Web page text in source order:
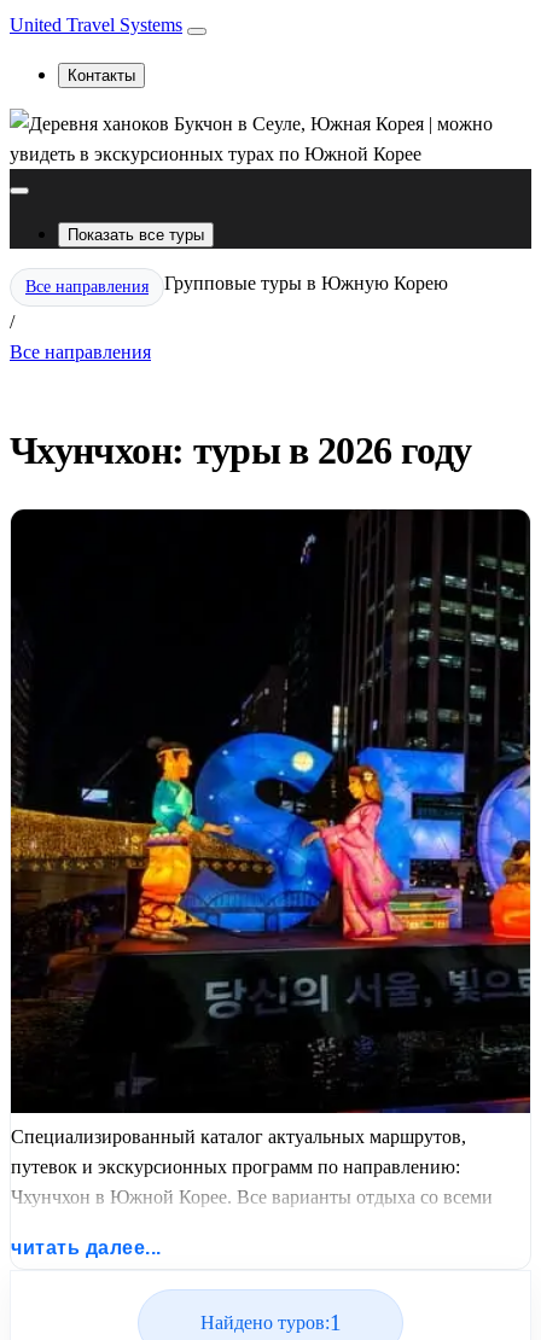
United Travel Systems
Контакты
Показать все туры
Все направления
/
Групповые туры в Южную Корею
Все направления
Чхунчхон: туры в 2026 году
Специализированный каталог актуальных маршрутов,
путевок и экскурсионных программ по направлению:
Чхунчхон в Южной Корее. Все варианты отдыха со всеми
актуальным графиком заездов от United Travel Systems.
читать далее...
Найдено туров:1